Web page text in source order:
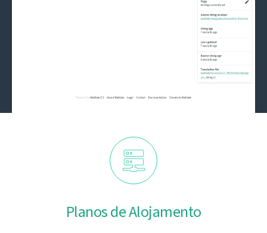
Planos de Alojamento